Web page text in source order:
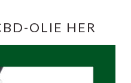
OLIE HER